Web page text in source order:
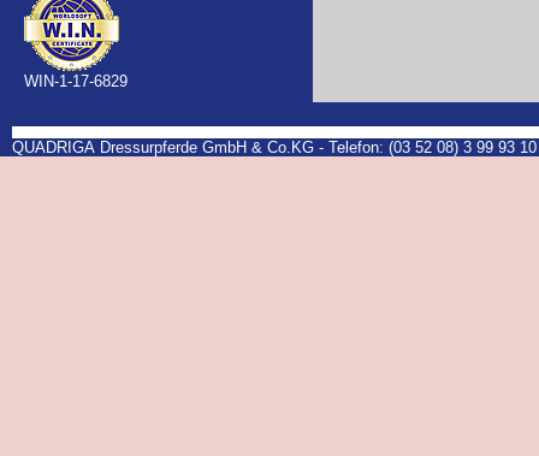
WIN-1-17-6829
QUADRIGA Dressurpferde GmbH & Co.KG - Telefon: (03 52 08) 3 99 93 10